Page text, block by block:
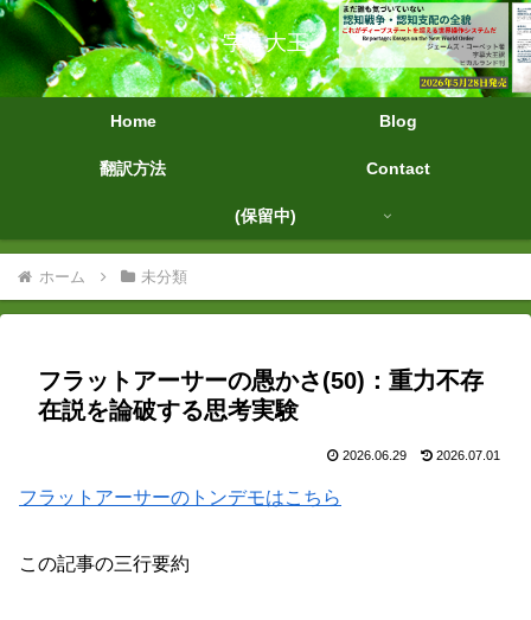
字幕大王
Home Blog
翻訳方法 Contact
(保留中)
ホーム 未分類
フラットアーサーの愚かさ(50)：重力不存
在説を論破する思考実験
2026.06.29 2026.07.01
フラットアーサーのトンデモはこちら
この記事の三行要約